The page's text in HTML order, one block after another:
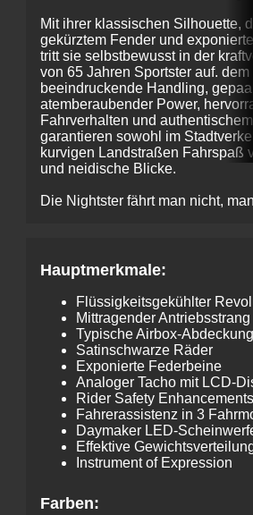
Mit ihrer klassischen Silhouette,
gekürztem Fender und
tritt sie selbstbewusst in der
von 65 Jahren Sportster auf. dem
beeindruckende Handling,
atemberaubender Power,
Fahrverhalten und
garantieren sowohl im
kurvigen Landstraßen Fahrspaß
und neidische Blicke.
Die Nightster fährt man nicht,
Hauptmerkmale:
Flüssigkeitsgekühlter
Mittragender Antriebsstrang
Typische Airbox-Abdeckung
Satinschwarze Räder
Exponierte Federbeine
Analoger Tacho mit LCD-
Rider Safety Enhancements
Fahrerassistenz in 3
Daymaker LED-
Effektive
Instrument of Expression
Farben: